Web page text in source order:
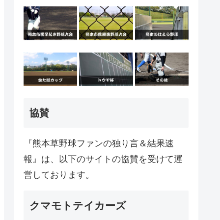
協賛
『熊本草野球ファンの独り言＆結果速
報』は、以下のサイトの協賛を受けて運
営しております。
クマモトテイカーズ